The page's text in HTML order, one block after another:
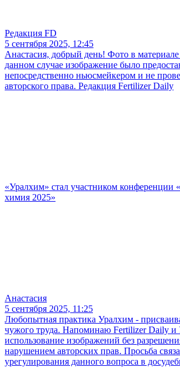
Редакция FD
5 сентября 2025, 12:45
Анастасия, добрый день! Фото в
данном случае изображение было
непосредственно ньюсмейкером и не
авторского права. Редакция Fertilizer Daily
«Уралхим» стал участником конференции
химия 2025»
Анастасия
5 сентября 2025, 11:25
Любопытная практика Уралхим -
чужого труда. Напоминаю Fertilizer Daily и
использование изображений без
нарушением авторских прав. Просьба
урегулирования данного вопроса в